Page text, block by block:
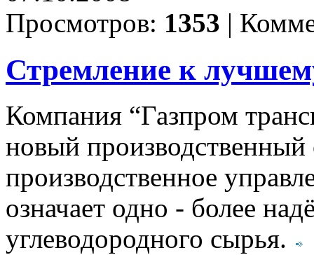
Просмотров: 1353 |
Стремление к
Компания “Газпром
новый
производственное
означает одно - более
углеводородного сырья.